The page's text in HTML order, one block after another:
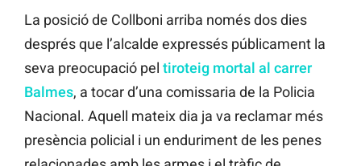
La posició de Collboni arriba només dos dies
després que l’alcalde expressés públicament la
seva preocupació pel tiroteig mortal al carrer
Balmes, a tocar d’una comissaria de la Policia
Nacional. Aquell mateix dia ja va reclamar més
presència policial i un enduriment de les penes